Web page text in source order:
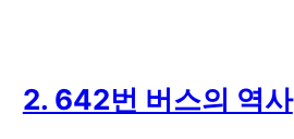
2. 642번 버스의 역사